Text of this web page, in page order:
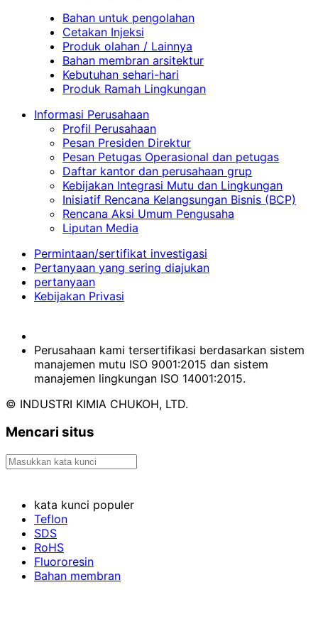
Bahan untuk pengolahan
Cetakan Injeksi
Produk olahan / Lainnya
Bahan membran arsitektur
Kebutuhan sehari-hari
Produk Ramah Lingkungan
Informasi Perusahaan
Profil Perusahaan
Pesan Presiden Direktur
Pesan Petugas Operasional dan petugas
Daftar kantor dan perusahaan grup
Kebijakan Integrasi Mutu dan Lingkungan
Inisiatif Rencana Kelangsungan Bisnis (BCP)
Rencana Aksi Umum Pengusaha
Liputan Media
Permintaan/sertifikat investigasi
Pertanyaan yang sering diajukan
pertanyaan
Kebijakan Privasi
Perusahaan kami tersertifikasi berdasarkan sistem
manajemen mutu ISO 9001:2015 dan sistem
manajemen lingkungan ISO 14001:2015.
© INDUSTRI KIMIA CHUKOH, LTD.
Mencari situs
kata kunci populer
Teflon
SDS
RoHS
Fluororesin
Bahan membran